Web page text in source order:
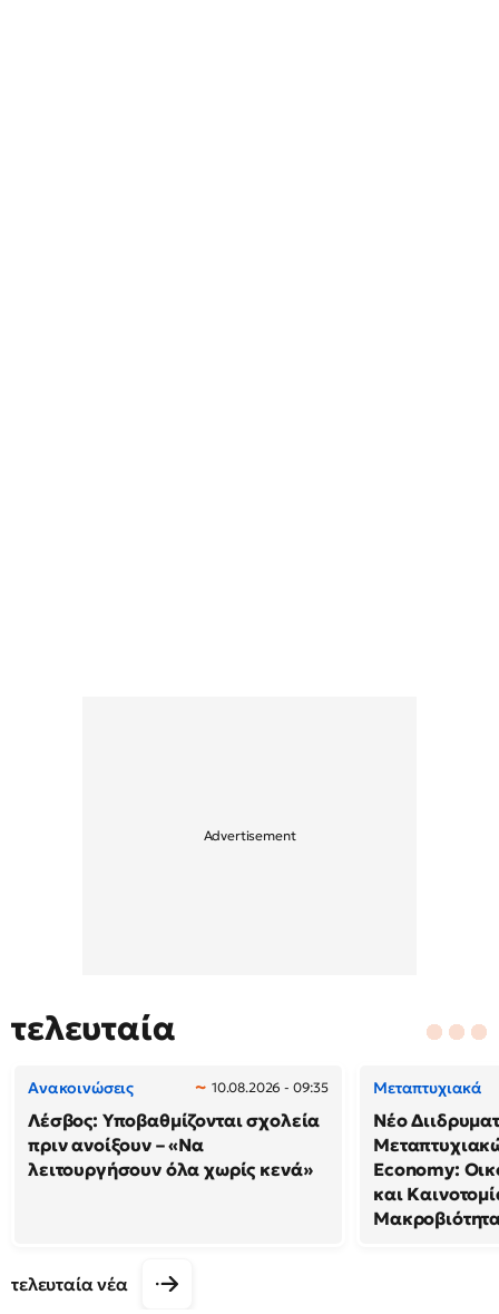
τελευταία
Ανακοινώσεις 10.08.2026 - 09:35
Λέσβος: Υποβαθμίζονται σχολεία
πριν ανοίξουν – «Να
λειτουργήσουν όλα χωρίς κενά»
Μεταπτυχιακά
Νέο
Economy:
και
τελευταία νέα